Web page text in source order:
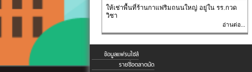
ให้เช่าพื้นที่ร้านกาแฟริมถนนใหญ่ อยู่ใน รร.กวด
วิชา
อ่านต่อ...
ข้อมูลแฟรนไชส์
รายชื่อตลาดนัด